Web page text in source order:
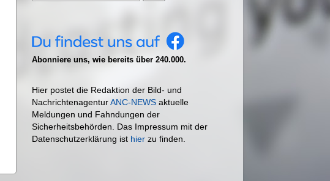
Abonniere uns, wie bereits über 240.000.
Hier postet die Redaktion der Bild- und
NachrichtenagenturANC-NEWS aktuelle
Meldungen und Fahndungen der
Sicherheitsbehörden. Das Impressum mit der
Datenschutzerklärung ist hier zu finden.